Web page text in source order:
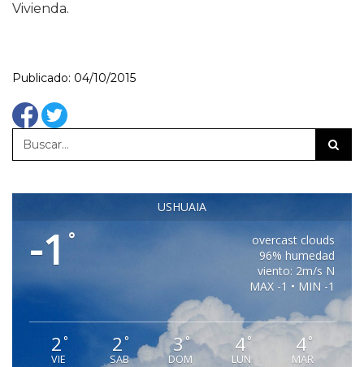
Vivienda.
Publicado: 04/10/2015
USHUAIA
-1 °
overcast clouds
96% humedad
viento: 2m/s N
MAX -1 • MIN -1
2°
VIE
2 °
SAB
3°
DOM
4°
LUN
4°
MAR